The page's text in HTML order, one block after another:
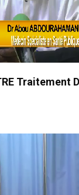
Traitement